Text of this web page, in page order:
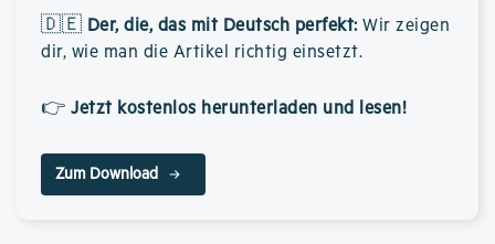
🇩🇪 Der, die, das mit Deutsch perfekt: Wir zeigen
dir, wie man die Artikel richtig einsetzt.
👉 Jetzt kostenlos herunterladen und lesen!
Zum Download